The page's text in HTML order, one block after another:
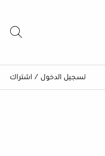
تسجيل الدخول / اشتراك